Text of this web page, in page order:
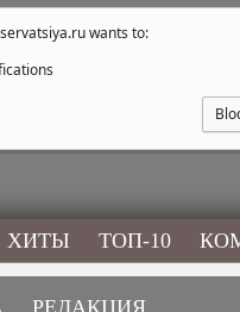
wants to:
ХИТЫ ТОП-10
РЕДАКЦИЯ